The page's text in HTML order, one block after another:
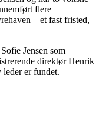
flere
– et fast fristed,
Jensen som
direktør Henrik
er fundet.